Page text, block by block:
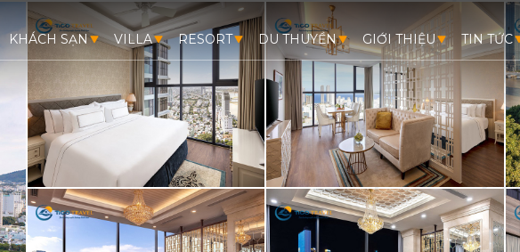
KHÁCH SẠN VILLA RESORT DU THUYỀN GIỚI THIỆU TIN TỨC